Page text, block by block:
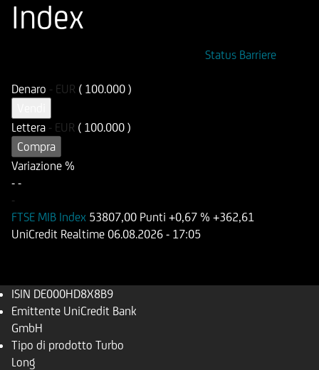
Index
Status Barriere
Denaro - EUR ( 100.000 )
Lettera - EUR ( 100.000 )
Compra
Variazione %
- -
-
FTSE MIB Index 53807,00 Punti +0,67 % +362,61
UniCredit Realtime 06.08.2026 - 17:05
ISIN DE000HD8X8B9
Emittente UniCredit Bank
GmbH
Tipo di prodotto Turbo
Long